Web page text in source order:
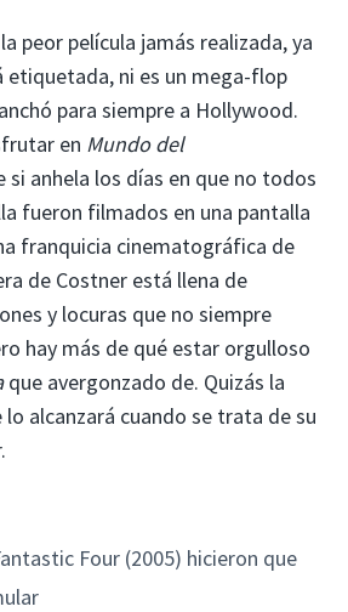
peor película jamás realizada, ya
etiquetada, ni es un mega-flop
para siempre a Hollywood.
en Mundo del
si anhela los días en que no todos
fueron filmados en una pantalla
franquicia cinematográfica de
de Costner está llena de
y locuras que no siempre
hay más de qué estar orgulloso
que avergonzado de. Quizás la
alcanzará cuando se trata de su
Four (2005) hicieron que